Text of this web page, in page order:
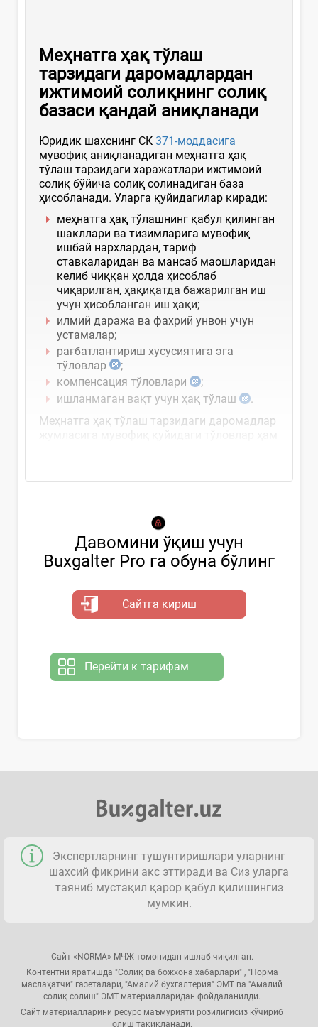
Меҳнатга ҳақ тўлаш
тарзидаги даромадлардан
ижтимоий солиқнинг солиқ
базаси қандай аниқланади
Юридик шахснинг СК 371-моддасига
мувофиқ аниқланадиган меҳнатга ҳақ
тўлаш тарзидаги харажатлари ижтимоий
солиқ бўйича солиқ солинадиган база
ҳисобланади. Уларга қуйидагилар киради:
меҳнатга ҳақ тўлашнинг қабул қилинган
шакллари ва тизимларига мувофиқ
ишбай нархлардан, тариф
ставкаларидан ва мансаб маошларидан
келиб чиққан ҳолда ҳисоблаб
чиқарилган, ҳақиқатда бажарилган иш
учун ҳисобланган иш ҳақи;
илмий даража ва фахрий унвон учун
устамалар;
рағбатлантириш хусусиятига эга
тўловлар
;
компенсация тўловлари
;
ишланмаган вақт учун ҳақ тўлаш
.
Меҳнатга ҳақ тўлаш тарзидаги даромадлар
Давомини ўқиш учун
Buxgalter Pro га обуна бўлинг
Сайтга кириш
Перейти к тарифам
Экспертларнинг тушунтиришлари уларнинг
шахсий фикрини акс эттиради ва Сиз уларга
таяниб мустақил қарор қабул қилишингиз
мумкин.
Сайт «NORMA» МЧЖ томонидан ишлаб чиқилган.
Контентни яратишда "Солиқ ва божхона хабарлари" , "Норма
маслаҳатчи" газеталари, "Амалий бухгалтерия" ЭМТ ва "Амалий
солиқ солиш" ЭМТ материалларидан фойдаланилди.
Сайт материалларини ресурс маъмурияти розилигисиз кўчириб
олиш тақиқланади.